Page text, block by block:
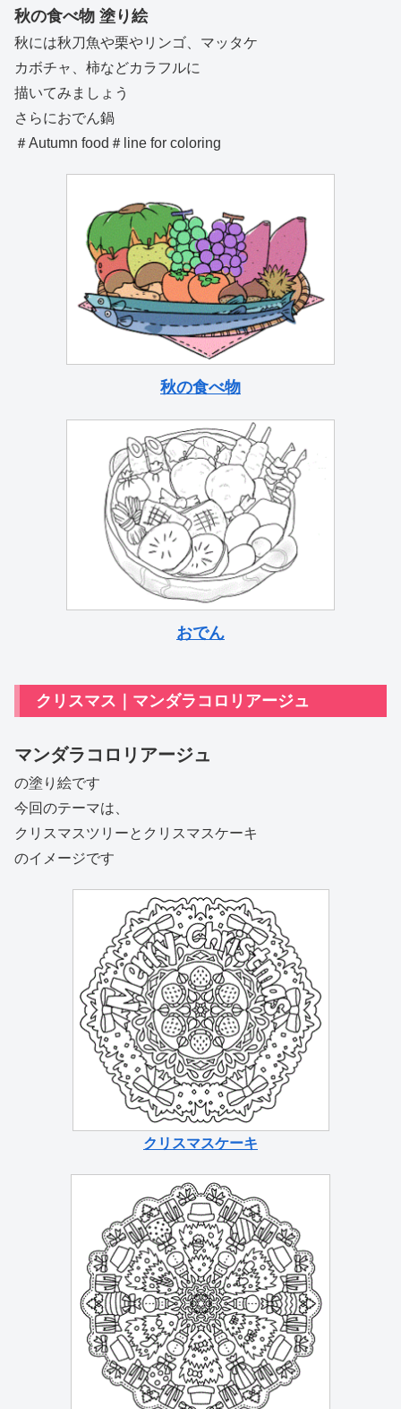
秋の食べ物 塗り絵
秋には秋刀魚や栗やリンゴ、マッタケ
カボチャ、柿などカラフルに
描いてみましょう
さらにおでん鍋
＃Autumn food＃line for coloring
秋の食べ物
おでん
クリスマス｜マンダラコロリアージュ
マンダラコロリアージュ
の塗り絵です
今回のテーマは、
クリスマスツリーとクリスマスケーキ
のイメージです
クリスマスケーキ